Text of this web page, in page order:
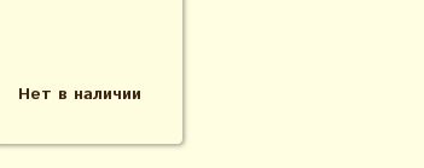
Нет в наличии